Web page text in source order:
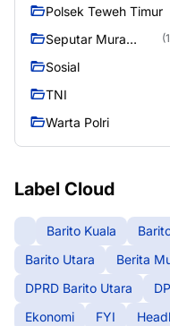
Polsek Teweh Timur
Seputar Mura
Sosial
TNI
Warta Polri
Label Cloud
Barito Kuala
Barito Utara
Berita
DPRD Barito Utara
Ekonomi
FYI